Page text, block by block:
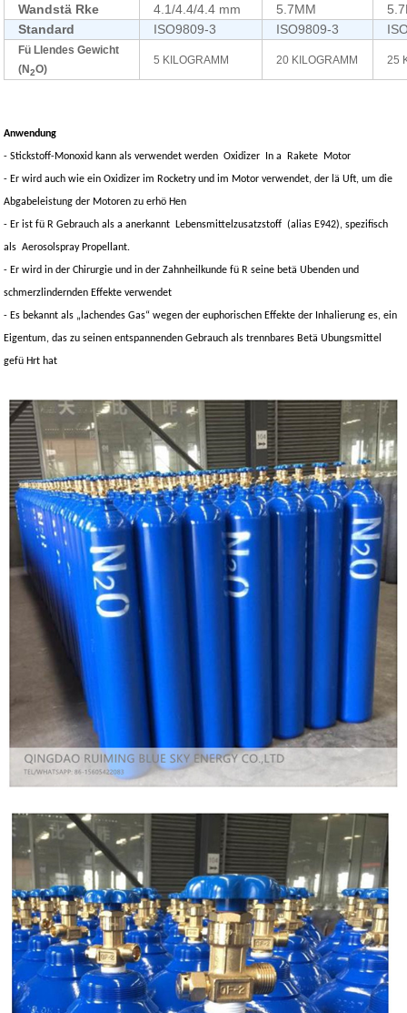
Wandstä Rke 4.1/4.4/4.4 mm 5.7MM
Standard
ISO9809-3 ISO9809-3
Fü Llendes Gewicht
(N2O)
5 KILOGRAMM 20 KILOGRAMM 25
Anwendung
- Stickstoff-Monoxid kann als verwendet werdenOxidizer In a Rakete Motor
- Er wird auch wie ein Oxidizer im Rocketry und im Motor verwendet, der lä Uft, um die
Abgabeleistung der Motoren zu erhö Hen
- Er ist fü R Gebrauch als a anerkannt Lebensmittelzusatzstoff (alias E942), spezifisch
alsAerosolspray Propellant.
- Er wird in der Chirurgie und in der Zahnheilkunde fü R seine betä Ubenden und
schmerzlindernden Effekte verwendet
- Es bekannt als „lachendes Gas“ wegen der euphorischen Effekte der Inhalierung es, ein
Eigentum, das zu seinen entspannenden Gebrauch als trennbares Betä Ubungsmittel
gefü Hrt hat